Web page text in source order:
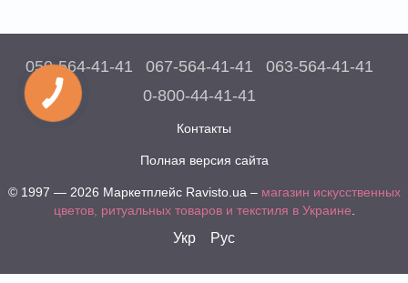
050-564-41-41 067-564-41-41
063-564-41-41
0-800-44-41-41
Контакты
Полная версия сайта
© 1997 — 2026 Маркетплейс Ravisto.ua – магазин искусственных
цветов, ритуальных товаров и текстиля в Украине
Укр Рус